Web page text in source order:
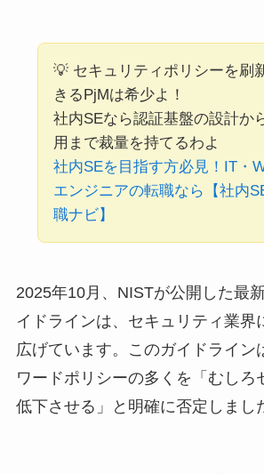
💡 セキュリティポリシーを刷
きるPjMは希少よ！
社内SEなら認証基盤の設計か
用まで裁量を持てるわよ
社内SEを目指す方必見！IT・
エンジニアの転職なら【社内
職ナビ】
2025年10月、NISTが公開した最
イドラインは、セキュリティ業界
広げています。このガイドライン
ワードポリシーの多くを「むしろ
低下させる」と明確に否定しまし